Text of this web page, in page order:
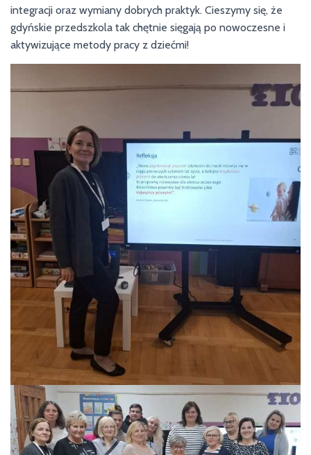
integracji oraz wymiany dobrych praktyk. Cieszymy się, że
gdyńskie przedszkola tak chętnie sięgają po nowoczesne i
aktywizujące metody pracy z dziećmi!